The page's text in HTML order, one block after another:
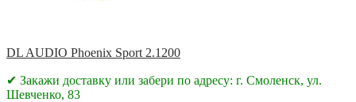
DL AUDIO Phoenix Sport 2.1200
✔ Закажи доставку или забери по адресу: г. Смоленск, ул.
Шевченко, 83